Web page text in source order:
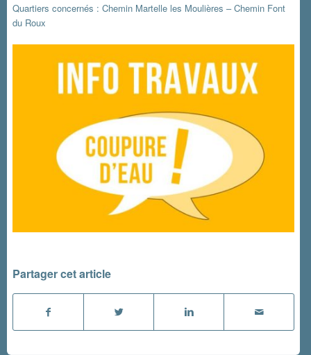
Quartiers concernés : Chemin Martelle les Moulières – Chemin Font
du Roux
Partager cet article